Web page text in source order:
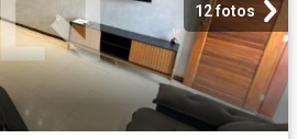
12 fotos